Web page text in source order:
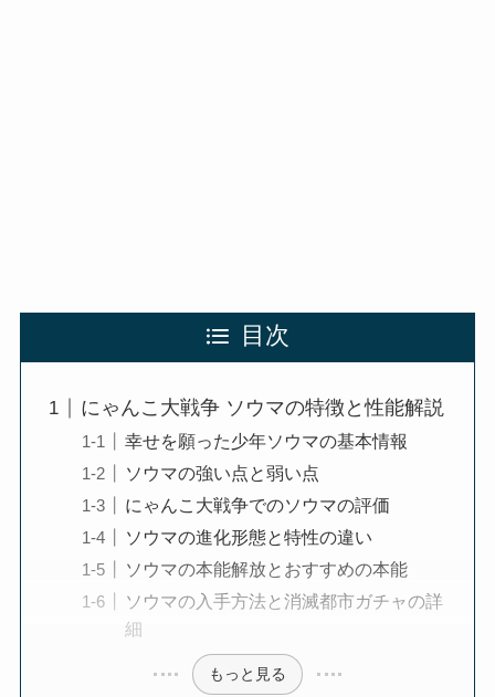
目次
にゃんこ大戦争 ソウマの特徴と性能解説
幸せを願った少年ソウマの基本情報
ソウマの強い点と弱い点
にゃんこ大戦争でのソウマの評価
ソウマの進化形態と特性の違い
ソウマの本能解放とおすすめの本能
ソウマの入手方法と消滅都市ガチャの詳
細
もっと見る